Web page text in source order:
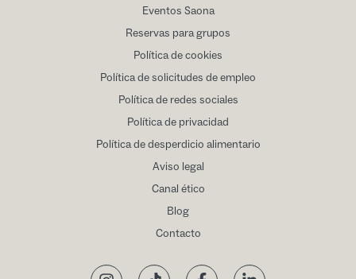
Eventos Saona
Reservas para grupos
Política de cookies
Política de solicitudes de empleo
Política de redes sociales
Política de privacidad
Política de desperdicio alimentario
Aviso legal
Canal ético
Blog
Contacto